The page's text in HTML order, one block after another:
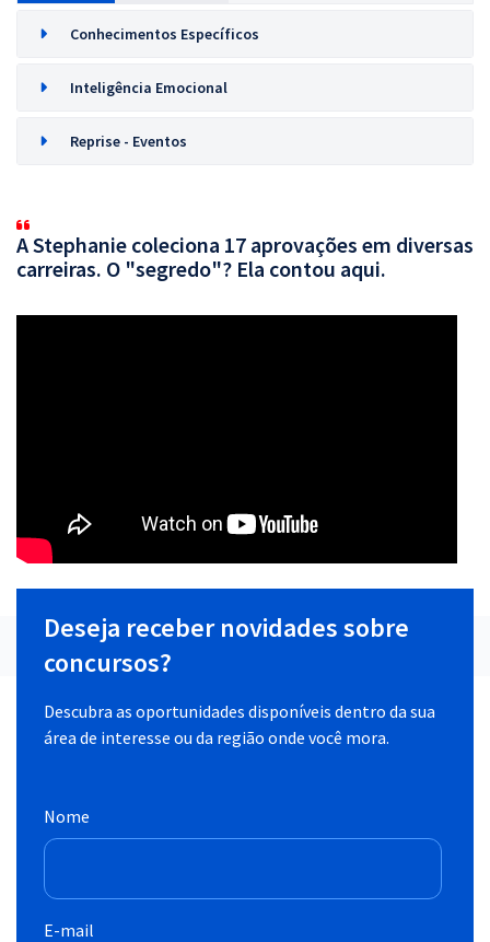
Conhecimentos Específicos
Inteligência Emocional
Reprise - Eventos
A Stephanie coleciona 17 aprovações em diversas
carreiras. O "segredo"? Ela contou aqui.
Deseja receber novidades sobre
concursos?
Descubra as oportunidades disponíveis dentro da sua
área de interesse ou da região onde você mora.
Nome
E-mail